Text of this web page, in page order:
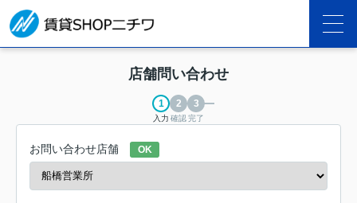
店舗問い合わせ
入力 確認完了
お問い合わせ店舗 OK